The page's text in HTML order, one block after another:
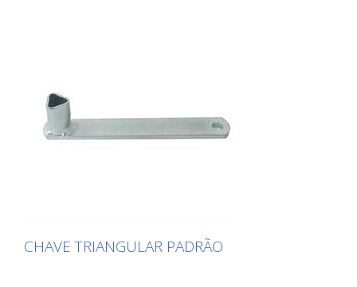
CHAVE TRIANGULAR PADRÃO